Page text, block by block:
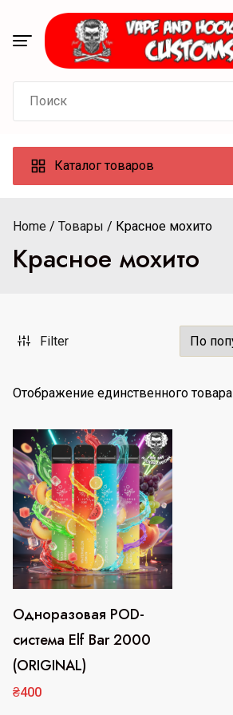
content
for:
Каталог товаров
Home Товары Красное мохито
Красное мохито
Filter
Отображение единственного товара
Одноразовая POD-
система Elf Bar 2000
(ORIGINAL)
₴400
Этот
товар
имеет
несколько